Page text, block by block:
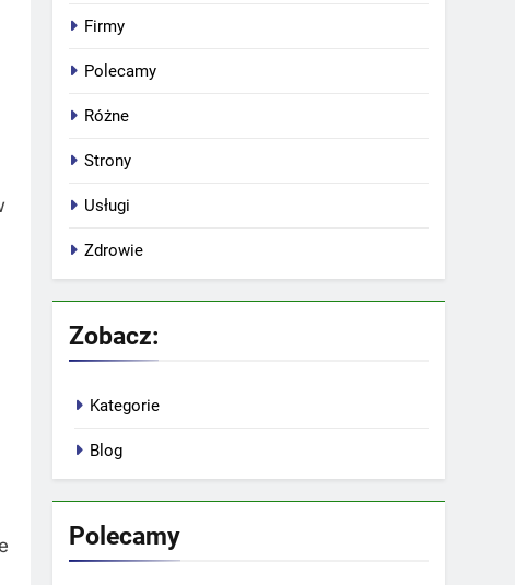
Firmy
Polecamy
Różne
Strony
Usługi
Zdrowie
Zobacz:
Kategorie
Blog
Polecamy